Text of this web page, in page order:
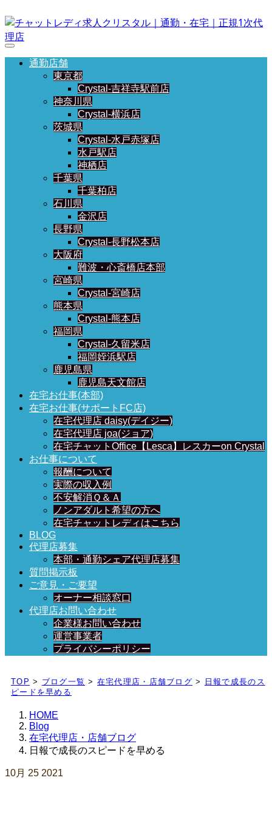
通勤店舗
東京都
Crystal-吉祥寺駅前店
神奈川県
Crystal-横浜店
茨城県
Crystal-水戸赤塚店
水戸駅店
神栖店
千葉県
千葉柏店
石川県
金沢店
長野県
Crystal-長野松本店
大阪府
難波・心斎橋店本部
宮崎県
Crystal-宮崎店
熊本県
Crystal-熊本店
福岡県
Crystal-久留米店
福岡姪浜駅店
鹿児島県
鹿児島天文館店
在宅お仕事(本部)
在宅お仕事(サポートFC店)
在宅代理店 daisy(デイジー)
在宅代理店 joa(ジョア)
在宅チャットOffice【Lesca】レスカーon Crystal
お仕事について
報酬について
実際の収入例
不安解消Ｑ＆Ａ
ノンアダルト希望の方へ
在宅チャットレディはこちら
BLOG
代理店募集
本部・通勤シェア代理店募集
質問掲示板
ご意見・ご要望
オーナー相談窓口
代理店お問い合わせ
企業様お問い合わせ
運営事業者
プライバシーポリシー
日々、ブログを更新中！
TOP > ブログ一覧 > 在宅代理店・店舗ブログ >
日報で成長のス
ピードを早める
HOME
Blog
在宅代理店・店舗ブログ
日報で成長のスピードを早める
10月 25 2021